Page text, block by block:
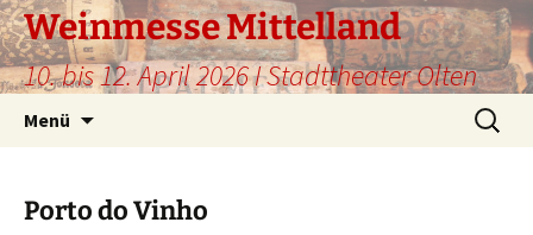
Weinmesse Mittelland
10. bis 12. April 2026 I Stadttheater Olten
Menü
Suche
nach:
Porto do Vinho